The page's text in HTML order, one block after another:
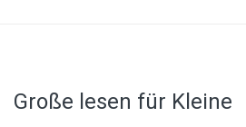
Große lesen für Kleine